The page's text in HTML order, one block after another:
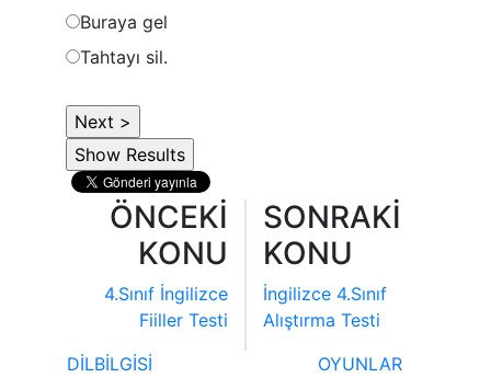
Buraya gel
Tahtayı sil.
ÖNCEKİ
KONU
4.Sınıf İngilizce
Fiiller Testi
SONRAKİ
KONU
İngilizce 4.Sınıf
Alıştırma Testi
DİLBİLGİSİ
OYUNLAR